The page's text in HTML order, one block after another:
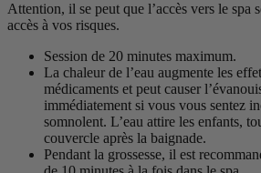
Attention, il se peut que l’accès vers le spa
accès à vos risques.
Session de 20 minutes maximum.
La chaleur de l’eau augmente les
médicaments et peut causer
immédiatement si vous vous sentez
somnolent. L’eau attire les enfants,
couvercle après la baignade.
Pendant la grossesse, il est